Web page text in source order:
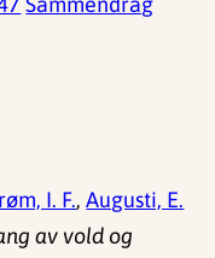
I. F.,Augusti, E.
av vold og